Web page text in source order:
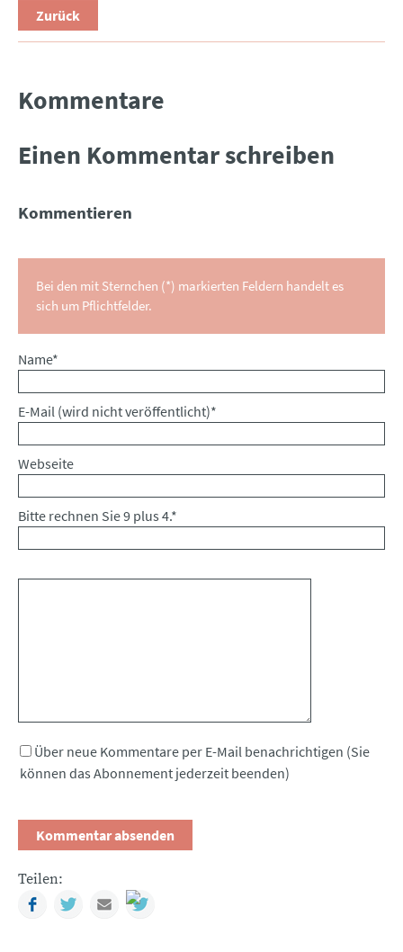
Zurück
Kommentare
Einen Kommentar schreiben
Kommentieren
Bei den mit Sternchen (*) markierten Feldern handelt es
sich um Pflichtfelder.
Pflichtfeld
Name*
Pflichtfeld
E-Mail (wird nicht veröffentlicht)*
Webseite
Bitte rechnen Sie 9 plus 4.*
Über neue Kommentare per E-Mail benachrichtigen (Sie
können das Abonnement jederzeit beenden)
Teilen:
FacebookTwitterMail